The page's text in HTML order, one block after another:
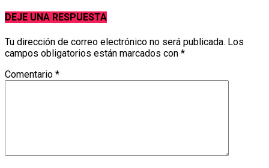
DEJE UNA RESPUESTA
Tu dirección de correo electrónico no será publicada. Los
campos obligatorios están marcados con *
Comentario *